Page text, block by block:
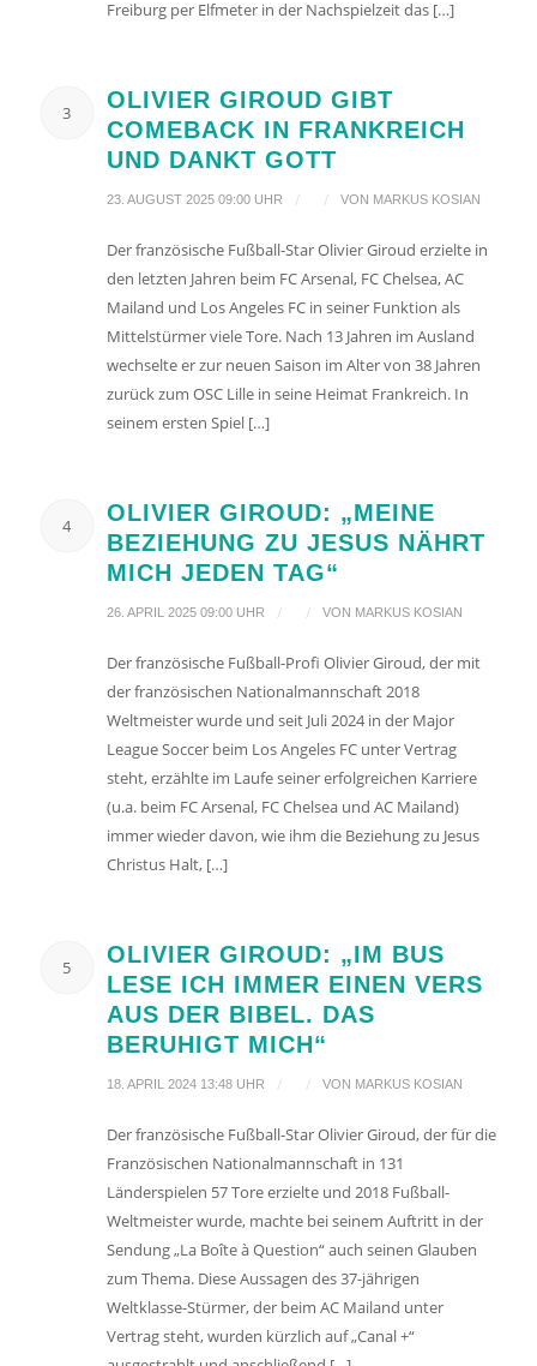
Freiburg per Elfmeter in der Nachspielzeit das […]
3
OLIVIER GIROUD GIBT
COMEBACK IN FRANKREICH
UND DANKT GOTT
23. AUGUST 2025 09:00 UHR / / VON MARKUS KOSIAN
Der französische Fußball-Star Olivier Giroud erzielte in
den letzten Jahren beim FC Arsenal, FC Chelsea, AC
Mailand und Los Angeles FC in seiner Funktion als
Mittelstürmer viele Tore. Nach 13 Jahren im Ausland
wechselte er zur neuen Saison im Alter von 38 Jahren
zurück zum OSC Lille in seine Heimat Frankreich. In
seinem ersten Spiel […]
4
OLIVIER GIROUD: „MEINE
BEZIEHUNG ZU JESUS NÄHRT
MICH JEDEN TAG“
26. APRIL 2025 09:00 UHR / / VON MARKUS KOSIAN
Der französische Fußball-Profi Olivier Giroud, der mit
der französischen Nationalmannschaft 2018
Weltmeister wurde und seit Juli 2024 in der Major
League Soccer beim Los Angeles FC unter Vertrag
steht, erzählte im Laufe seiner erfolgreichen Karriere
(u.a. beim FC Arsenal, FC Chelsea und AC Mailand)
immer wieder davon, wie ihm die Beziehung zu Jesus
Christus Halt, […]
5
OLIVIER GIROUD: „IM BUS
LESE ICH IMMER EINEN VERS
AUS DER BIBEL. DAS
BERUHIGT MICH“
18. APRIL 2024 13:48 UHR / / VON MARKUS KOSIAN
Der französische Fußball-Star Olivier Giroud, der für die
Französischen Nationalmannschaft in 131
Länderspielen 57 Tore erzielte und 2018 Fußball-
Weltmeister wurde, machte bei seinem Auftritt in der
Sendung „La Boîte à Question“ auch seinen Glauben
zum Thema. Diese Aussagen des 37-jährigen
Weltklasse-Stürmer, der beim AC Mailand unter
Vertrag steht, wurden kürzlich auf „Canal +“